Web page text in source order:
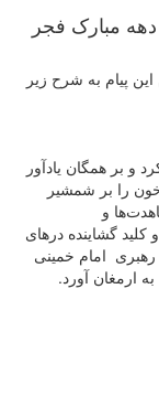
مبارک فجر
پیام به شرح زیر
و بر همگان یادآور
را بر شمشیر
و
گشاینده درهای
امام خمینی
ارمغان آورد.